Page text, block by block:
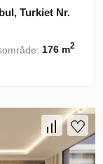
Turkiet Nr.
176 m2